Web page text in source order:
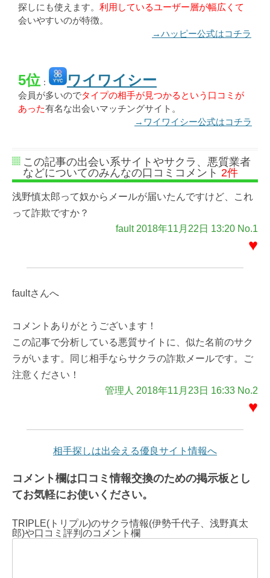
探しにも使えます。 利用しているユーザー層が幅広くて
会いやすいのが特徴。
→ハッピー公式はコチラ
5位 ： ワイワイシー
会員が多いのでタイプの相手が見つかるという口コミが
あった有名な出会いマッチングサイト。
→ワイワイシー公式はコチラ
この記事の出会い系サイトやサクラ、悪質業者
などについてのみんなの口コミコメント 2件
浅野慎太郎って奴からメールが届いたんですけど、これ
って詐欺ですか？
fault 2018年11月22日 13:20 No.1
♥
faultさんへ
コメントありがとうございます！
この記事で分析している悪質サイトに、似た名前のサク
ラがいます。同じ相手ならサクラの詐欺メールです。ご
注意ください！
管理人 2018年11月23日 16:33 No.2
♥
相手探しは出会える優良サイト情報へ
コメント欄は口コミ情報交換のための掲示板とし
てお気軽にお使いください。
TRIPLE(トリプル)のサクラ情報(伊勢千代子、浅野真太
郎)や口コミ評判のコメント欄